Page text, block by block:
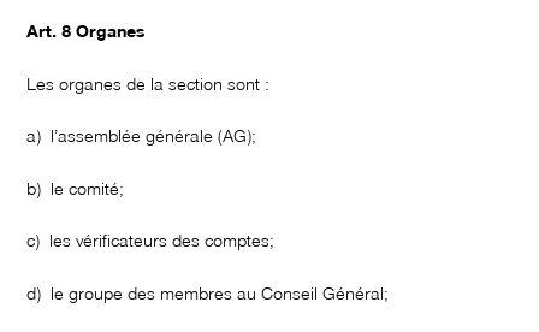
Art. 8 Organes
Les organes de la section sont :
a) l’assemblée générale (AG);
b) le comité;
c) les vérificateurs des comptes;
d) le groupe des membres au Conseil Général;